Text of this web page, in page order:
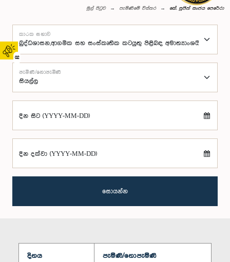
02
මුල් පිටුව පැමිණීමේ විස්තර කේ. සුජිත් සංජය පෙරේරා
කාරක සභාව
පැමිණි/නොපැමිණි
දින සිට (YYYY-MM-DD)
දින දක්වා (YYYY-MM-DD)
සොයන්න
දිනය පැමිණි/නොපැමිණි